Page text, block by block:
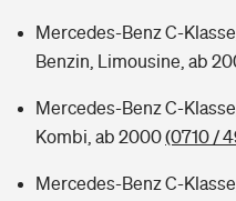
Mercedes-Benz C-
Benzin, Limousine, ab
Mercedes-Benz C-
Kombi, ab 2000(0710 /
Mercedes-Benz C-